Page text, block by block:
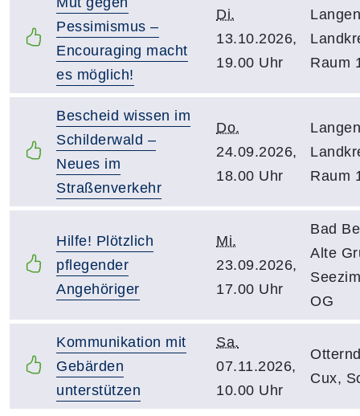
Pessimismus –
Encouraging macht
es möglich!
Di.
13.10.2026,
19.00 Uhr
Raum
Bescheid wissen im
Schilderwald –
Neues im
Straßenverkehr
Do.
24.09.2026,
18.00 Uhr
Raum
Hilfe! Plötzlich
pflegender
Angehöriger
Mi.
23.09.2026,
17.00 Uhr
Bad
Alte
OG
Kommunikation mit
Gebärden
unterstützen
Sa.
07.11.2026,
10.00 Uhr
Cux,